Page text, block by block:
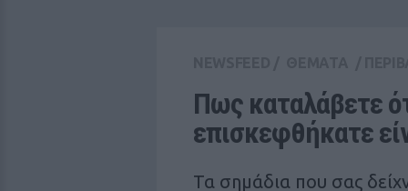
Πως καταλάβετε
επισκεφθήκατε
Τα σημάδια που σας